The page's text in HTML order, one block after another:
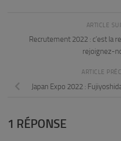
ARTICLE
Recrutement 2022 : c’est la
rejoignez-
ARTICLE
Japan Expo 2022 :
1 RÉPONSE